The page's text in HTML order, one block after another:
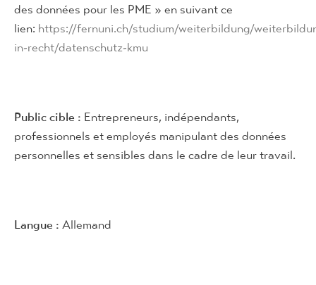
des données pour les PME » en suivant ce
lien: https://fernuni.ch/studium/weiterbildung/
in-recht/datenschutz-kmu
Public cible : Entrepreneurs, indépendants,
professionnels et employés manipulant des données
personnelles et sensibles dans le cadre de leur travail.
Langue : Allemand